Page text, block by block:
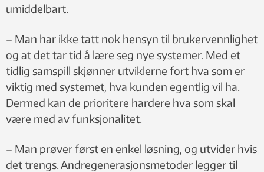
umiddelbart.
– Man har ikke tatt nok hensyn til brukervennlighet
og at det tar tid å lære seg nye systemer. Med et
tidlig samspill skjønner utviklerne fort hva som er
viktig med systemet, hva kunden egentlig vil ha.
Dermed kan de prioritere hardere hva som skal
være med av funksjonalitet.
– Man prøver først en enkel løsning, og utvider hvis
det trengs. Andregenerasjonsmetoder legger til